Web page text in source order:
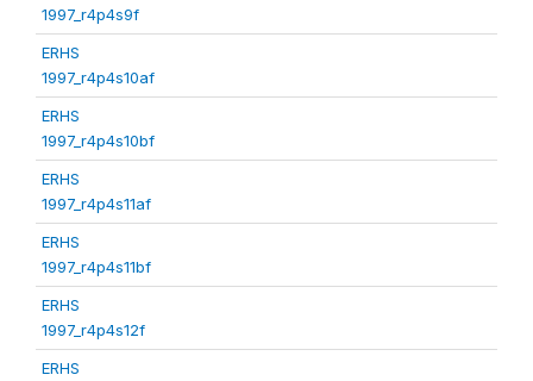
1997_r4p4s9f
ERHS
1997_r4p4s10af
ERHS
1997_r4p4s10bf
ERHS
1997_r4p4s11af
ERHS
1997_r4p4s11bf
ERHS
1997_r4p4s12f
ERHS